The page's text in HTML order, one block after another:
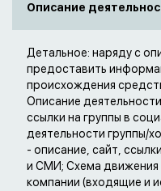
Описание
Детальное: наряду с
предоставить
происхождения
Описание
ссылки на группы в
деятельности группы/
- описание, сайт,
и СМИ; Схема движения
компании (входящие и